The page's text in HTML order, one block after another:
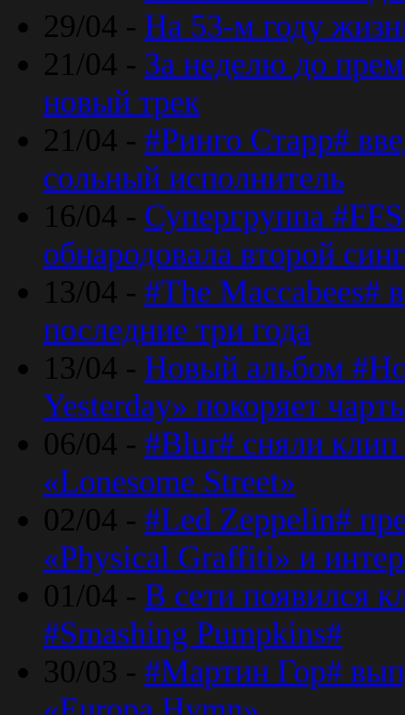
29/04 - На 53-м году
21/04 - За неделю до
новый трек
21/04 - #Ринго Старр#
сольный исполнитель
16/04 - Супергруппа
обнародовала второй
13/04 - #The Maccabees#
последние три года
13/04 - Новый альбом
Yesterday» покоряет
06/04 - #Blur# сняли клип
«Lonesome Street»
02/04 - #Led Zeppelin#
«Physical Graffiti» и
01/04 - В сети появился
#Smashing Pumpkins#
30/03 - #Мартин Гор#